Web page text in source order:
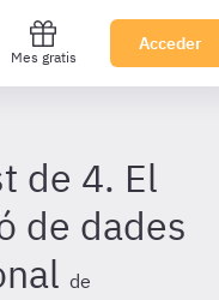
Mes gratis
Acceder
de 4. El
de dades
de